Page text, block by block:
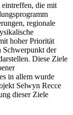
die mit
regionale
hoher Priorität
Schwerpunkt der
Diese Ziele
in allem wurde
Selwyn Recce
dieser Ziele